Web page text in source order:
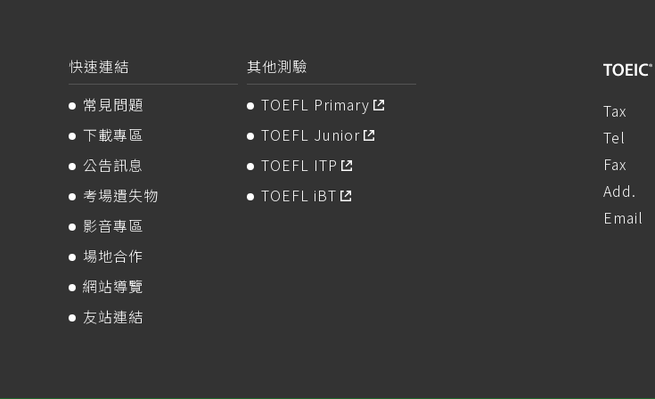
快速連結
常見問題
下載專區
公告訊息
考場遺失物
影音專區
場地合作
網站導覽
友站連結
其他測驗
TOEFL Primary
TOEFL Junior
TOEFL ITP
TOEFL iBT
Tax
Tel
Fax
Add.
Email